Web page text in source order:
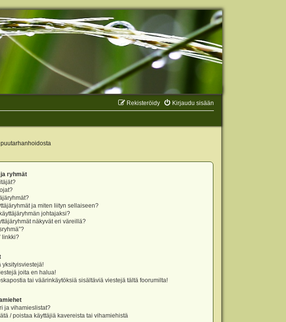
Kirjaudu sisään
Rekisteröidy
ryhmät
ja miten liityn sellaiseen?
johtajaksi?
näkyvät eri väreillä?
linkki?
yksityisviestejä!
joita en halua!
tai väärinkäytöksiä sisältäviä viestejä tältä foorumilta!
ja vihamieslistat?
/ poistaa käyttäjiä kavereista tai vihamiehistä